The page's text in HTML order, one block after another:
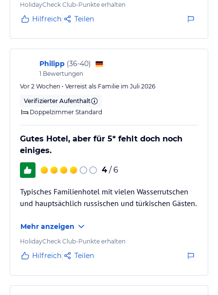
HolidayCheck Club-Punkte erhalten
Hilfreich Teilen
Philipp (36-40)
1 Bewertungen
Vor 2 Wochen • Verreist als Familie im Juli 2026
Verifizierter Aufenthalt
Doppelzimmer Standard
Gutes Hotel, aber für 5* fehlt doch noch
einiges.
4 / 6
Typisches Familienhotel mit vielen Wasserrutschen
und hauptsächlich russischen und türkischen Gästen.
Mehr anzeigen
HolidayCheck Club-Punkte erhalten
Hilfreich Teilen